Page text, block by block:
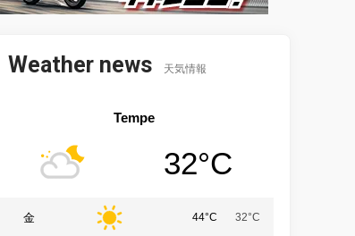
Weather news 天気情報
Tempe
32°C
金 44°C 32°C